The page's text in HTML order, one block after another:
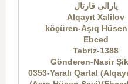
یارا‌لی قارتال
Alqayıt Xalilov
köçüren-Aşıq
Ebced
Tebriz-1388
Gönderen-Nasir
0353-Yaralı Qartal